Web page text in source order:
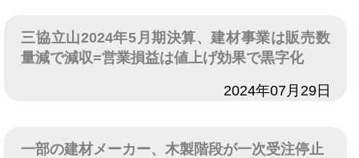
三協立山2024年5月期決算、建材事業は販売数
量減で減収=営業損益は値上げ効果で黒字化
2024年07月29日
一部の建材メーカー、木製階段が一次受注停止